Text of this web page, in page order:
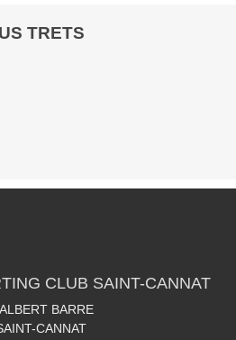
TRETS
CLUB SAINT-CANNAT
BARRE
CANNAT